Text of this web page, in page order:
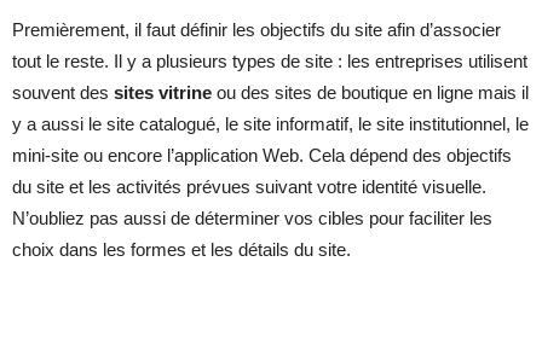
Premièrement, il faut définir les objectifs du site afin d’associer
tout le reste. Il y a plusieurs types de site : les entreprises utilisent
souvent des sites vitrine ou des sites de boutique en ligne mais il
y a aussi le site catalogué, le site informatif, le site institutionnel, le
mini-site ou encore l’application Web. Cela dépend des objectifs
du site et les activités prévues suivant votre identité visuelle.
N’oubliez pas aussi de déterminer vos cibles pour faciliter les
choix dans les formes et les détails du site.